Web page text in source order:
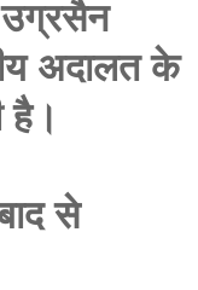
उग्रसैन
अदालत के
है।
से